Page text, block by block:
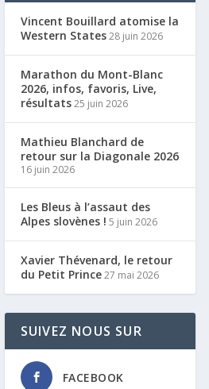
Vincent Bouillard atomise la
Western States28 juin 2026
Marathon du Mont-Blanc
2026, infos, favoris, Live,
résultats25 juin 2026
Mathieu Blanchard de
retour sur la Diagonale 2026
16 juin 2026
Les Bleus à l’assaut des
Alpes slovènes ! 5 juin 2026
Xavier Thévenard, le retour
du Petit Prince27 mai 2026
SUIVEZ NOUS SUR
FACEBOOK